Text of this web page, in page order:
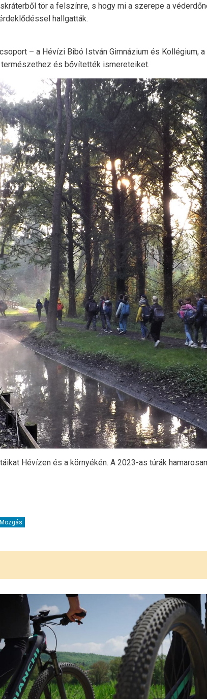
tör a felszínre, s hogy mi a szerepe a
hallgatták.
– a Hévízi Bibó István Gimnázium és Kollégium,
és bővítették ismereteiket.
Hévízen és a környékén. A 2023-as túrák
Mozgás